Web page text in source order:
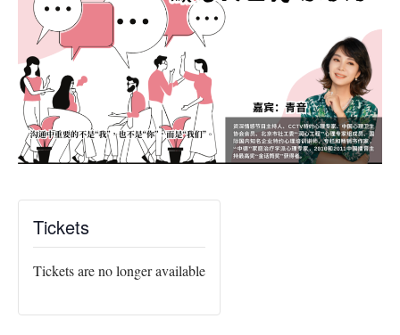
Tickets
Tickets are no longer available